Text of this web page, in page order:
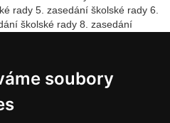
soubory
rady 5. zasedání školské rady 6.
školské rady 8. zasedání
rady 10. zasedání školské rady
školské rady 3. zasedání
rady 5. zasedání školské rady 6.